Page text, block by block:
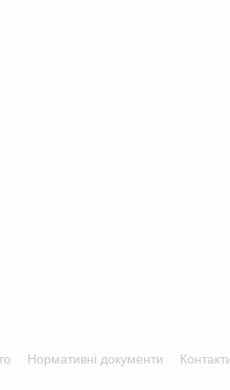
Нормативні документи